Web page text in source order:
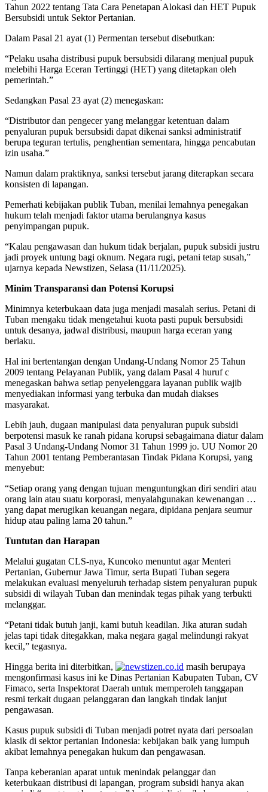
Tahun 2022 tentang Tata Cara Penetapan Alokasi dan HET Pupuk
Bersubsidi untuk Sektor Pertanian.
Dalam Pasal 21 ayat (1) Permentan tersebut disebutkan:
“Pelaku usaha distribusi pupuk bersubsidi dilarang menjual pupuk
melebihi Harga Eceran Tertinggi (HET) yang ditetapkan oleh
pemerintah.”
Sedangkan Pasal 23 ayat (2) menegaskan:
“Distributor dan pengecer yang melanggar ketentuan dalam
penyaluran pupuk bersubsidi dapat dikenai sanksi administratif
berupa teguran tertulis, penghentian sementara, hingga pencabutan
izin usaha.”
Namun dalam praktiknya, sanksi tersebut jarang diterapkan secara
konsisten di lapangan.
Pemerhati kebijakan publik Tuban, menilai lemahnya penegakan
hukum telah menjadi faktor utama berulangnya kasus
penyimpangan pupuk.
“Kalau pengawasan dan hukum tidak berjalan, pupuk subsidi justru
jadi proyek untung bagi oknum. Negara rugi, petani tetap susah,”
ujarnya kepada Newstizen, Selasa (11/11/2025).
Minim Transparansi dan Potensi Korupsi
Minimnya keterbukaan data juga menjadi masalah serius. Petani di
Tuban mengaku tidak mengetahui kuota pasti pupuk bersubsidi
untuk desanya, jadwal distribusi, maupun harga eceran yang
berlaku.
Hal ini bertentangan dengan Undang-Undang Nomor 25 Tahun
2009 tentang Pelayanan Publik, yang dalam Pasal 4 huruf c
menegaskan bahwa setiap penyelenggara layanan publik wajib
menyediakan informasi yang terbuka dan mudah diakses
masyarakat.
Lebih jauh, dugaan manipulasi data penyaluran pupuk subsidi
berpotensi masuk ke ranah pidana korupsi sebagaimana diatur dalam
Pasal 3 Undang-Undang Nomor 31 Tahun 1999 jo. UU Nomor 20
Tahun 2001 tentang Pemberantasan Tindak Pidana Korupsi, yang
menyebut:
“Setiap orang yang dengan tujuan menguntungkan diri sendiri atau
orang lain atau suatu korporasi, menyalahgunakan kewenangan …
yang dapat merugikan keuangan negara, dipidana penjara seumur
hidup atau paling lama 20 tahun.”
Tuntutan dan Harapan
Melalui gugatan CLS-nya, Kuncoko menuntut agar Menteri
Pertanian, Gubernur Jawa Timur, serta Bupati Tuban segera
melakukan evaluasi menyeluruh terhadap sistem penyaluran pupuk
subsidi di wilayah Tuban dan menindak tegas pihak yang terbukti
melanggar.
“Petani tidak butuh janji, kami butuh keadilan. Jika aturan sudah
jelas tapi tidak ditegakkan, maka negara gagal melindungi rakyat
kecil,” tegasnya.
Hingga berita ini diterbitkan,
masih berupaya
mengonfirmasi kasus ini ke Dinas Pertanian Kabupaten Tuban, CV
Fimaco, serta Inspektorat Daerah untuk memperoleh tanggapan
resmi terkait dugaan pelanggaran dan langkah tindak lanjut
pengawasan.
Kasus pupuk subsidi di Tuban menjadi potret nyata dari persoalan
klasik di sektor pertanian Indonesia: kebijakan baik yang lumpuh
akibat lemahnya penegakan hukum dan pengawasan.
Tanpa keberanian aparat untuk menindak pelanggar dan
keterbukaan distribusi di lapangan, program subsidi hanya akan